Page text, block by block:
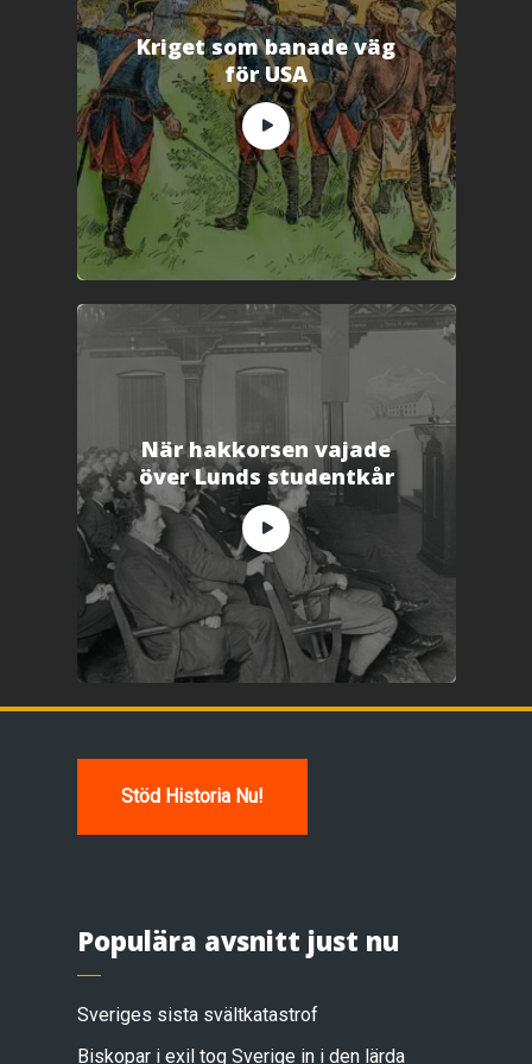
Kriget som banade väg
för USA
När hakkorsen vajade
över Lunds studentkår
Stöd Historia Nu!
Populära avsnitt just nu
Sveriges sista svältkatastrof
Biskopar i exil tog Sverige in i den lärda